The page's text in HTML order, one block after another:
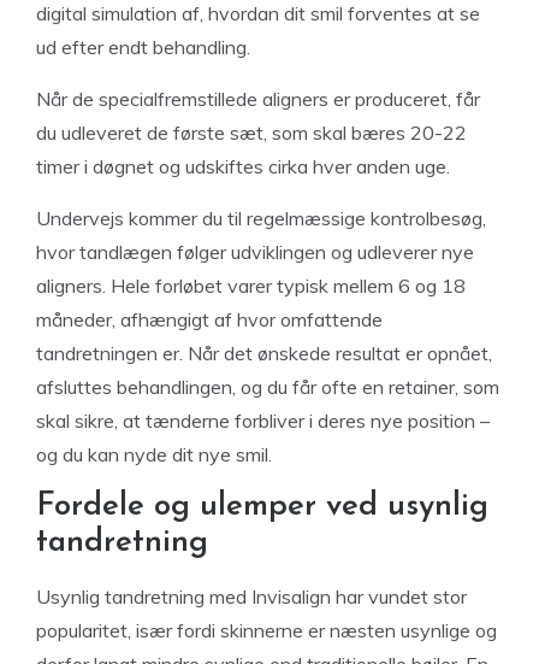
digital simulation af, hvordan dit smil forventes at se
ud efter endt behandling.
Når de specialfremstillede aligners er produceret, får
du udleveret de første sæt, som skal bæres 20-22
timer i døgnet og udskiftes cirka hver anden uge.
Undervejs kommer du til regelmæssige kontrolbesøg,
hvor tandlægen følger udviklingen og udleverer nye
aligners. Hele forløbet varer typisk mellem 6 og 18
måneder, afhængigt af hvor omfattende
tandretningen er. Når det ønskede resultat er opnået,
afsluttes behandlingen, og du får ofte en retainer, som
skal sikre, at tænderne forbliver i deres nye position –
og du kan nyde dit nye smil.
Fordele og ulemper ved usynlig
tandretning
Usynlig tandretning med Invisalign har vundet stor
popularitet, især fordi skinnerne er næsten usynlige og